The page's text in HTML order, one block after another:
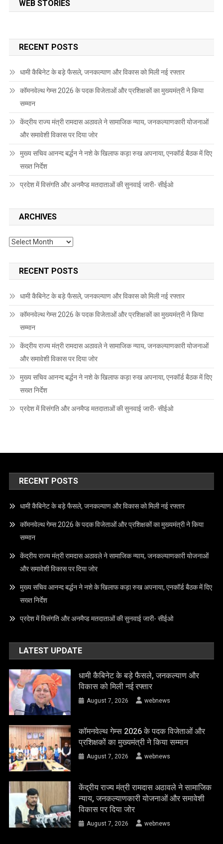
WEB STORIES
RECENT POSTS
धामी कैबिनेट के बड़े फैसले, जनकल्याण और विकास को मिली नई रफ्तार
कॉमनवेल्थ गेम्स 2026 के पदक विजेताओं और प्रशिक्षकों का मुख्यमंत्री ने किया
सम्मान
केंद्रीय राज्य मंत्री रामदास अठावले ने सामाजिक न्याय, जनकल्याणकारी योजनाओं
और समावेशी विकास पर दिया जोर
मुख्य सचिव आनन्द बर्द्धन ने नशे के खिलाफ कड़ा रुख अपनाया, एनकॉर्ड बैठक में दिए
सख्त निर्देश
प्रदेश में विसंगति और अनमैप्ड मतदाताओं की सुनवाई जारी- सीईओ
ARCHIVES
Archives
RECENT POSTS
धामी कैबिनेट के बड़े फैसले, जनकल्याण और विकास को मिली नई रफ्तार
कॉमनवेल्थ गेम्स 2026 के पदक विजेताओं और प्रशिक्षकों का मुख्यमंत्री ने किया
सम्मान
केंद्रीय राज्य मंत्री रामदास अठावले ने सामाजिक न्याय, जनकल्याणकारी योजनाओं
और समावेशी विकास पर दिया जोर
मुख्य सचिव आनन्द बर्द्धन ने नशे के खिलाफ कड़ा रुख अपनाया, एनकॉर्ड बैठक में दिए
सख्त निर्देश
प्रदेश में विसंगति और अनमैप्ड मतदाताओं की सुनवाई जारी- सीईओ
RECENT POSTS
धामी कैबिनेट के बड़े फैसले, जनकल्याण और विकास को मिली नई रफ्तार
कॉमनवेल्थ गेम्स 2026 के पदक विजेताओं और प्रशिक्षकों का मुख्यमंत्री ने किया
सम्मान
केंद्रीय राज्य मंत्री रामदास अठावले ने सामाजिक न्याय, जनकल्याणकारी योजनाओं
और समावेशी विकास पर दिया जोर
मुख्य सचिव आनन्द बर्द्धन ने नशे के खिलाफ कड़ा रुख अपनाया, एनकॉर्ड बैठक में दिए
सख्त निर्देश
प्रदेश में विसंगति और अनमैप्ड मतदाताओं की सुनवाई जारी- सीईओ
LATEST UPDATE
धामी कैबिनेट के बड़े फैसले, जनकल्याण और
विकास को मिली नई रफ्तार
August 7, 2026 webnews
कॉमनवेल्थ गेम्स 2026 के पदक विजेताओं और
प्रशिक्षकों का मुख्यमंत्री ने किया सम्मान
August 7, 2026 webnews
केंद्रीय राज्य मंत्री रामदास अठावले ने सामाजिक
न्याय, जनकल्याणकारी योजनाओं और समावेशी
विकास पर दिया जोर
August 7, 2026 webnews